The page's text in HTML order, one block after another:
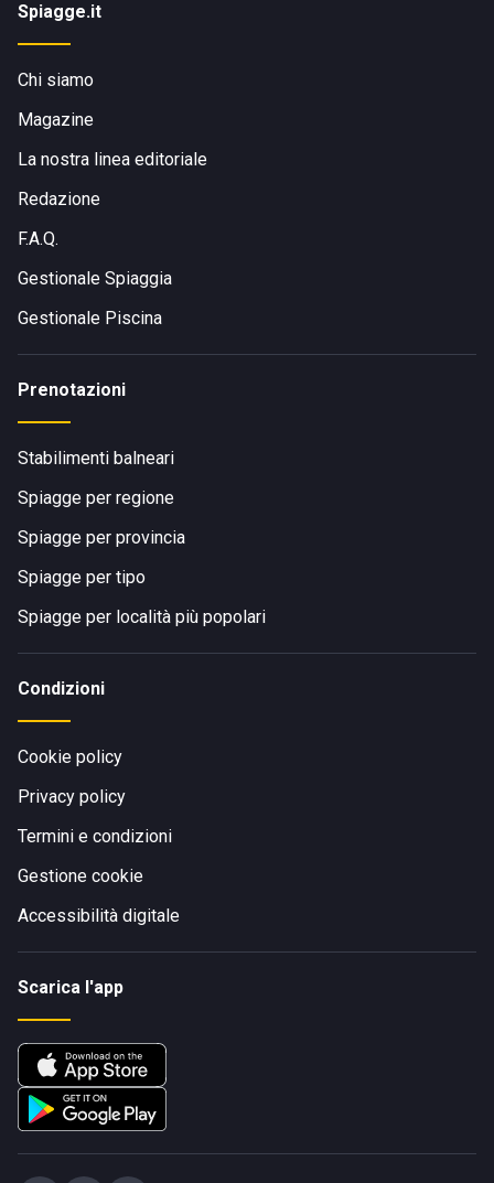
Spiagge.it
Chi siamo
Magazine
La nostra linea editoriale
Redazione
F.A.Q.
Gestionale Spiaggia
Gestionale Piscina
Prenotazioni
Stabilimenti balneari
Spiagge per regione
Spiagge per provincia
Spiagge per tipo
Spiagge per località più popolari
Condizioni
Cookie policy
Privacy policy
Termini e condizioni
Gestione cookie
Accessibilità digitale
Scarica l'app